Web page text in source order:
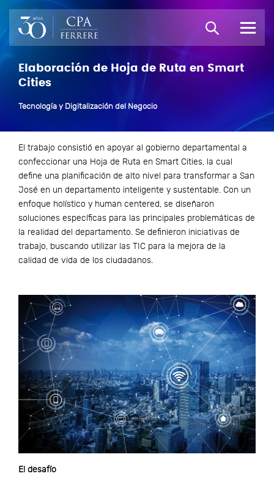
Elaboración de Hoja de Ruta en Smart
Cities
Tecnología y Digitalización del Negocio
El trabajo consistió en apoyar al gobierno departamental a
confeccionar una Hoja de Ruta en Smart Cities, la cual
define una planificación de alto nivel para transformar a San
José en un departamento inteligente y sustentable. Con un
enfoque holístico y human centered, se diseñaron
soluciones específicas para las principales problemáticas de
la realidad del departamento. Se definieron iniciativas de
trabajo, buscando utilizar las TIC para la mejora de la
calidad de vida de los ciudadanos.
El desafío